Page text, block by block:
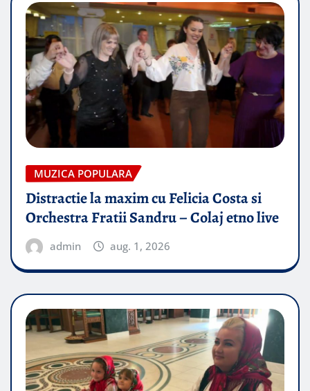
MUZICA POPULARA
Distractie la maxim cu Felicia Costa si
Orchestra Fratii Sandru – Colaj etno live
admin aug. 1, 2026